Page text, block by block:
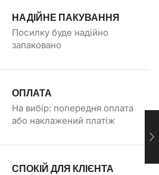
НАДІЙНЕ ПАКУВАННЯ
Посилку буде надійно
запаковано
ОПЛАТА
На вибір: попередня оплата
або наклажений платіж
СПОКІЙ ДЛЯ КЛІЄНТА